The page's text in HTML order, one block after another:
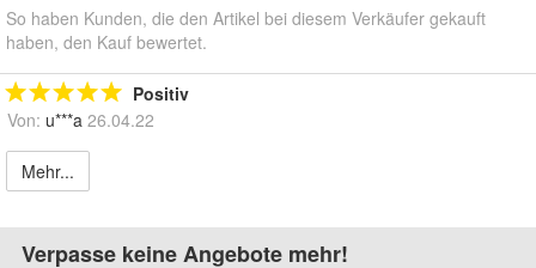
So haben Kunden, die den Artikel bei diesem Verkäufer gekauft
haben, den Kauf bewertet.
Positiv
Von: u***a 26.04.22
Mehr...
Verpasse keine Angebote mehr!